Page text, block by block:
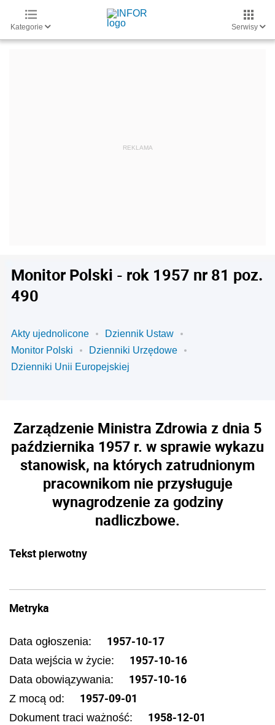
Kategorie Serwisy
Monitor Polski - rok 1957 nr 81 poz.
490
Akty ujednolicone
Dziennik Ustaw
Monitor Polski
Dzienniki Urzędowe
Dzienniki Unii Europejskiej
Zarządzenie Ministra Zdrowia z dnia 5
października 1957 r. w sprawie wykazu
stanowisk, na których zatrudnionym
pracownikom nie przysługuje
wynagrodzenie za godziny
nadliczbowe.
Tekst pierwotny
Metryka
Data ogłoszenia: 1957-10-17
Data wejścia w życie: 1957-10-16
Data obowiązywania: 1957-10-16
Z mocą od: 1957-09-01
Dokument traci ważność: 1958-12-01